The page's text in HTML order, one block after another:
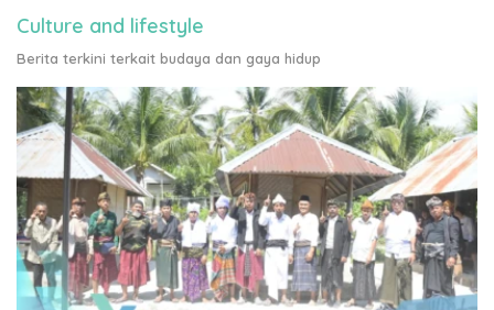
Culture and lifestyle
Berita terkini terkait budaya dan gaya hidup